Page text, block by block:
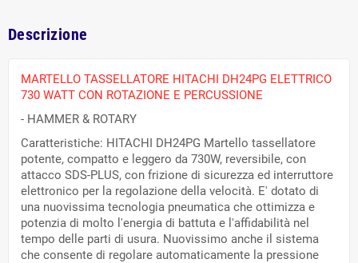
Descrizione
MARTELLO TASSELLATORE HITACHI DH24PG ELETTRICO
730 WATT CON ROTAZIONE E PERCUSSIONE
- HAMMER & ROTARY
Caratteristiche: HITACHI DH24PG Martello tassellatore
potente, compatto e leggero da 730W, reversibile, con
attacco SDS-PLUS, con frizione di sicurezza ed interruttore
elettronico per la regolazione della velocità. E' dotato di
una nuovissima tecnologia pneumatica che ottimizza e
potenzia di molto l'energia di battuta e l'affidabilità nel
tempo delle parti di usura. Nuovissimo anche il sistema
che consente di regolare automaticamente la pressione